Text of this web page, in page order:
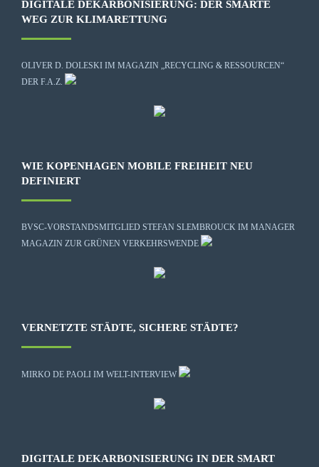
DIGITALE DEKARBONISIERUNG: DER SMARTE
WEG ZUR KLIMARETTUNG
OLIVER D. DOLESKI IM MAGAZIN „RECYCLING & RESSOURCEN“
DER F.A.Z.
WIE KOPENHAGEN MOBILE FREIHEIT NEU
DEFINIERT
BVSC-VORSTANDSMITGLIED STEFAN SLEMBROUCK IM MANAGER
MAGAZIN ZUR GRÜNEN VERKEHRSWENDE
VERNETZTE STÄDTE, SICHERE STÄDTE?
MIRKO DE PAOLI IM WELT-INTERVIEW
DIGITALE DEKARBONISIERUNG IN DER SMART